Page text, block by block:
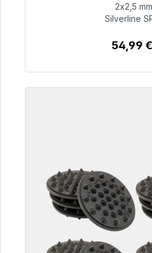
54,99
2x2,5
Silverline
54,99